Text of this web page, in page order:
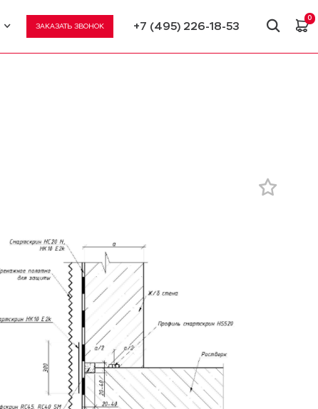
ЗАКАЗАТЬ ЗВОНОК +7 (495) 226-18-53
0